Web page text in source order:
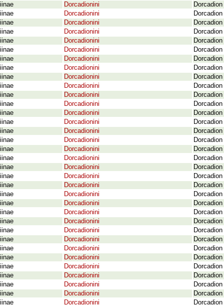
Dorcadionini
Dorcadionini
Dorcadionini
Dorcadionini
Dorcadionini
Dorcadionini
Dorcadionini
Dorcadionini
Dorcadionini
Dorcadionini
Dorcadionini
Dorcadionini
Dorcadionini
Dorcadionini
Dorcadionini
Dorcadionini
Dorcadionini
Dorcadionini
Dorcadionini
Dorcadionini
Dorcadionini
Dorcadionini
Dorcadionini
Dorcadionini
Dorcadionini
Dorcadionini
Dorcadionini
Dorcadionini
Dorcadionini
Dorcadionini
Dorcadionini
Dorcadionini
Dorcadionini
Dorcadionini